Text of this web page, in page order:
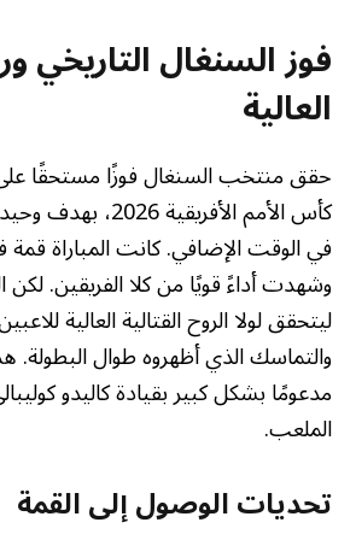
فوز السنغال التاريخي
العالية
حقق منتخب السنغال فوزًا مستحقًا
كأس الأمم الأفريقية
في الوقت الإضافي. كانت المباراة قمة في
وشهدت أداءً قويًا من كلا الفريقين. لكن
ليتحقق لولا الروح القتالية العالية
والتماسك الذي أظهروه طوال البطولة.
مدعومًا بشكل كبير بقيادة كاليدو
الملعب.
تحديات الوصول إلى القمة